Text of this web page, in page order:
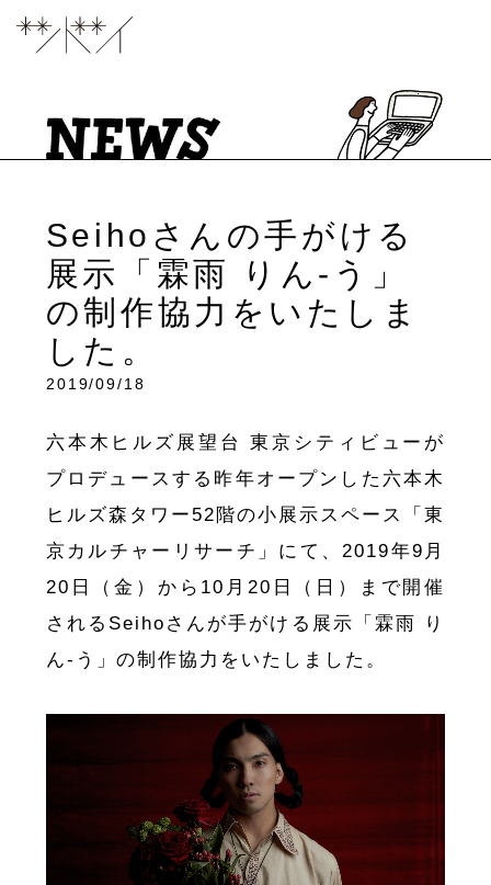
Seihoさんの手がける
展示「霖雨 りん-う」
の制作協力をいたしま
した。
2019/09/18
六本木ヒルズ展望台 東京シティビューが
プロデュースする昨年オープンした六本木
ヒルズ森タワー52階の小展示スペース「東
京カルチャーリサーチ」にて、2019年9月
20日（金）から10月20日（日）まで開催
されるSeihoさんが手がける展示「霖雨 り
ん-う」の制作協力をいたしました。